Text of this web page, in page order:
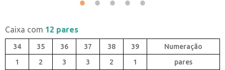
Caixa com 12 pares
34 35 36 37 38
39
1
2 3 3 2 1 pares